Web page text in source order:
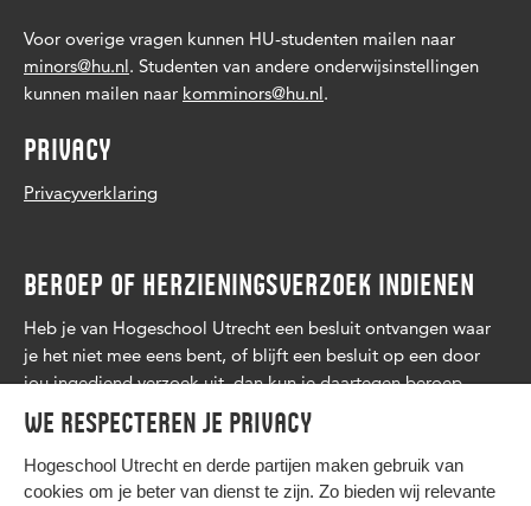
We respecteren je privacy
Hogeschool Utrecht en derde partijen maken gebruik van
cookies om je beter van dienst te zijn. Zo bieden wij relevante
Voor overige vragen kunnen HU-studenten mailen naar
minors@hu.nl. Studenten van andere onderwijsinstellingen
kunnen mailen naar komminors@hu.nl.
PRIVACY
Privacyverklaring
BEROEP OF HERZIENINGSVERZOEK INDIENEN
Heb je van Hogeschool Utrecht een besluit ontvangen waar
je het niet mee eens bent, of blijft een besluit op een door
jou ingediend verzoek uit, dan kun je daartegen beroep
aantekenen. Leesmeer .